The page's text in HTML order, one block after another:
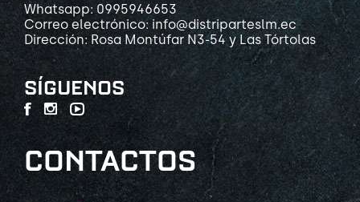
Whatsapp: 0995946653
Correo electrónico: info@distriparteslm.ec
Dirección: Rosa Montúfar N3-54 y Las Tórtolas
SÍGUENOS
CONTACTOS